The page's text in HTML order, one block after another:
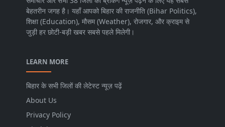
बेहतरीन जगह है। यहाँ आपको बिहार की राजनीति (Bihar Politics),
शिक्षा (Education), मौसम (Weather), रोजगार, और क्राइम से
जुड़ी हर छोटी-बड़ी खबर सबसे पहले मिलेगी।
LEARN MORE
बिहार के सभी जिलों की लेटेस्ट न्यूज़ पढ़ें
About Us
Privacy Policy